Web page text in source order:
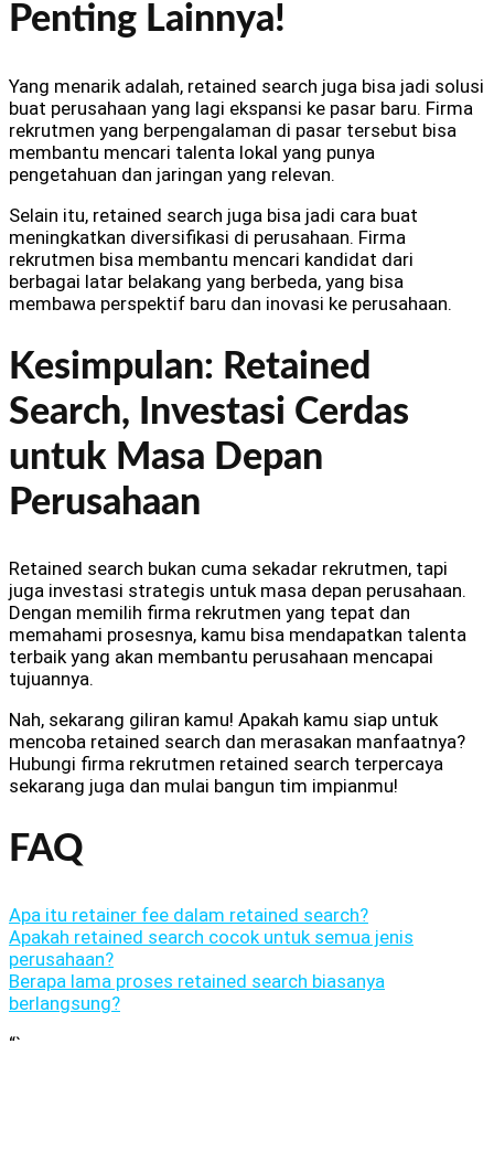
Penting Lainnya!
Yang menarik adalah, retained search juga bisa jadi solusi
buat perusahaan yang lagi ekspansi ke pasar baru. Firma
rekrutmen yang berpengalaman di pasar tersebut bisa
membantu mencari talenta lokal yang punya
pengetahuan dan jaringan yang relevan.
Selain itu, retained search juga bisa jadi cara buat
meningkatkan diversifikasi di perusahaan. Firma
rekrutmen bisa membantu mencari kandidat dari
berbagai latar belakang yang berbeda, yang bisa
membawa perspektif baru dan inovasi ke perusahaan.
Kesimpulan: Retained
Search, Investasi Cerdas
untuk Masa Depan
Perusahaan
Retained search bukan cuma sekadar rekrutmen, tapi
juga investasi strategis untuk masa depan perusahaan.
Dengan memilih firma rekrutmen yang tepat dan
memahami prosesnya, kamu bisa mendapatkan talenta
terbaik yang akan membantu perusahaan mencapai
tujuannya.
Nah, sekarang giliran kamu! Apakah kamu siap untuk
mencoba retained search dan merasakan manfaatnya?
Hubungi firma rekrutmen retained search terpercaya
sekarang juga dan mulai bangun tim impianmu!
FAQ
Apa itu retainer fee dalam retained search?
Apakah retained search cocok untuk semua jenis
perusahaan?
Berapa lama proses retained search biasanya
berlangsung?
“`